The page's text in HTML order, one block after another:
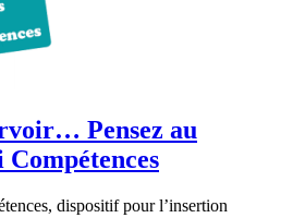
Pensez au
dispositif pour l’insertion